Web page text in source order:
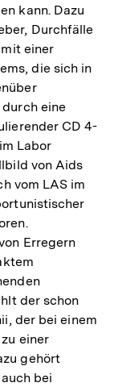
kann. Dazu
Durchfälle
einer
die sich in
eine
CD 4-
Labor
von Aids
vom LAS im
Erregern
der schon
der bei einem
einer
gehört
bei